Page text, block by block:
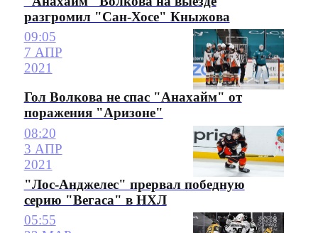
разгромил "Сан-Хосе" Кныжова
09:05
7 АПР
2021
Гол Волкова не спас "Анахайм" от
поражения "Аризоне"
08:20
3 АПР
2021
"Лос-Анджелес" прервал победную
серию "Вегаса" в НХЛ
05:55